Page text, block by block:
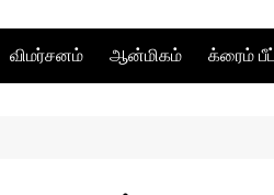
விமர்சனம் ஆன்மிகம் க்ரைம் பீட்